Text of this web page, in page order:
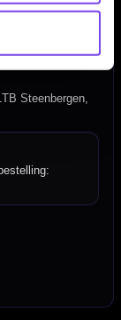
Steenbergen,